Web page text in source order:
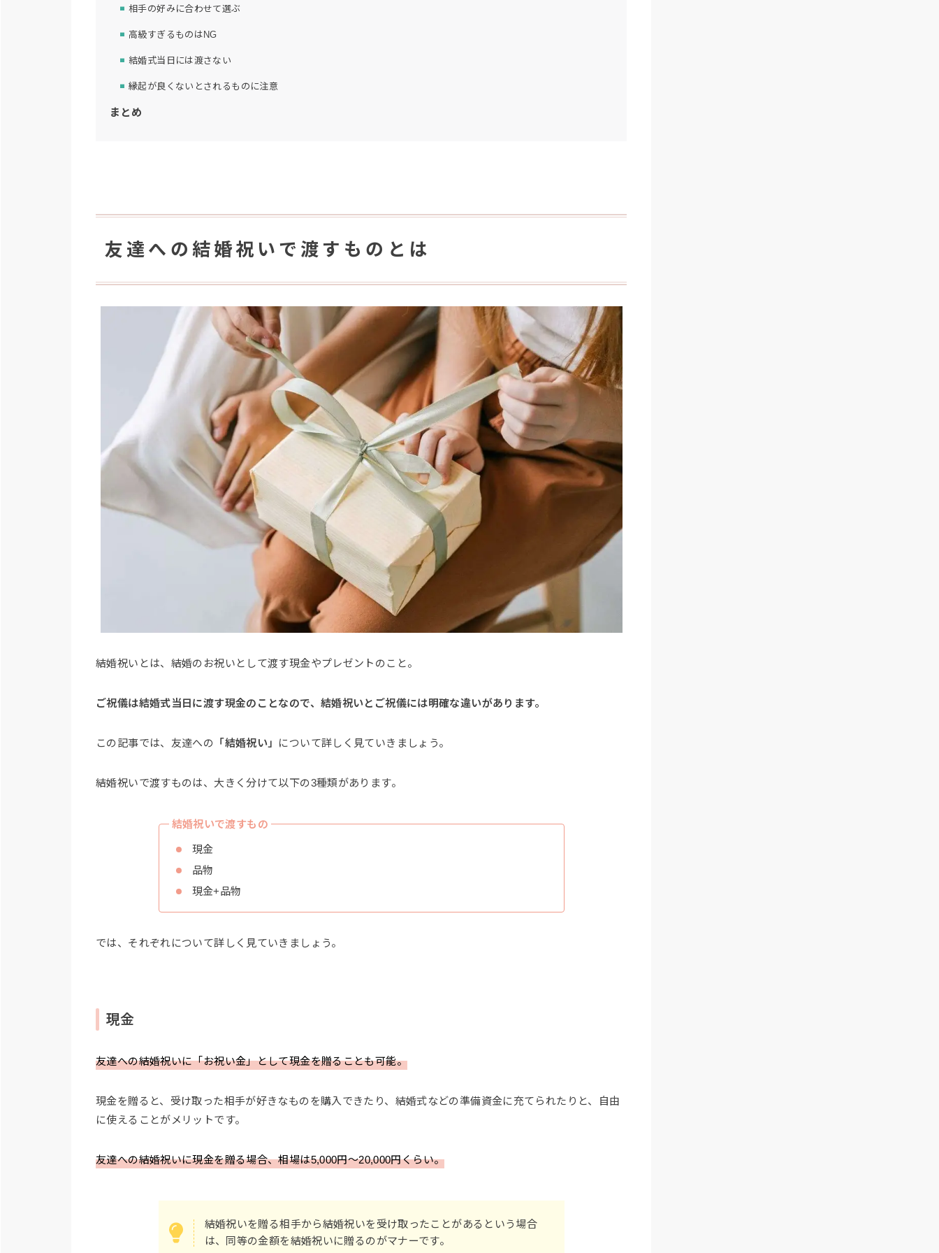
相手の好みに合わせて選ぶ
高級すぎるものはNG
結婚式当日には渡さない
縁起が良くないとされるものに注意
まとめ
友達への結婚祝いで渡すものとは
結婚祝いとは、結婚のお祝いとして渡す現金やプレゼントのこと。
ご祝儀は結婚式当日に渡す現金のことなので、結婚祝いとご祝儀には明確な違いがあります。
この記事では、友達への 「結婚祝い」 について詳しく見ていきましょう。
結婚祝いで渡すものは、大きく分けて以下の3種類があります。
結婚祝いで渡すもの
現金
品物
現金+品物
では、それぞれについて詳しく見ていきましょう。
現金
友達への結婚祝いに「お祝い金」として現金を贈ることも可能。
現金を贈ると、受け取った相手が好きなものを購入できたり、結婚式などの準備資金に充てられたりと、自由
に使えることがメリットです。
友達への結婚祝いに現金を贈る場合、相場は5,000円〜20,000円くらい。
結婚祝いを贈る相手から結婚祝いを受け取ったことがあるという場合
は、同等の金額を結婚祝いに贈るのがマナーです。